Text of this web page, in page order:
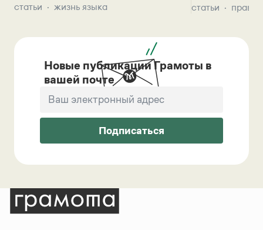
статьи жизнь языка статьи
Новые публикации Грамоты в
вашей почте
Подписаться